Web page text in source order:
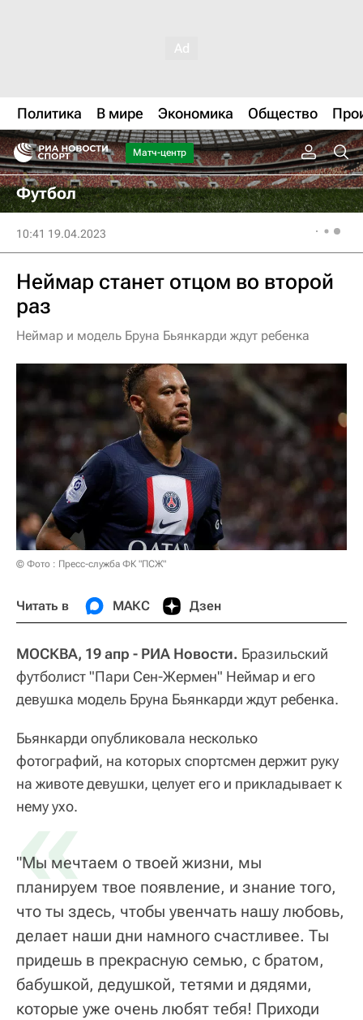
Политика В мире Экономика Общество
Матч-центр
Футбол
10:41 19.04.2023
Неймар станет отцом во второй
раз
Неймар и модель Бруна Бьянкарди ждут ребенка
© Фото : Пресс-служба ФК "ПСЖ"
Читать в МАКС Дзен
МОСКВА, 19 апр - РИА Новости. Бразильский
футболист "Пари Сен-Жермен" Неймар и его
девушка модель Бруна Бьянкарди ждут ребенка.
Бьянкарди опубликовала несколько
фотографий, на которых спортсмен держит руку
на животе девушки, целует его и прикладывает к
нему ухо.
«
"Мы мечтаем о твоей жизни, мы
планируем твое появление, и знание того,
что ты здесь, чтобы увенчать нашу любовь,
делает наши дни намного счастливее. Ты
придешь в прекрасную семью, с братом,
бабушкой, дедушкой, тетями и дядями,
которые уже очень любят тебя! Приходи